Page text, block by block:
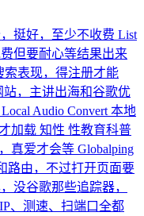
挺好，至少不收费 List
但要耐心等结果出来
索表现，得注册才能
站，主讲出海和谷歌优
Local Audio Convert 本地
加载 知性 性教育科普
真爱才会等 Globalping
路由，不过打开页面要
没谷歌那些追踪器，
、测速、扫端口全都